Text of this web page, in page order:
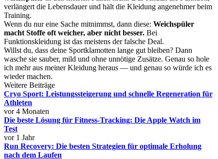
verlängert die Lebensdauer und hält die Kleidung angenehmer beim
Training.
Wenn du nur eine Sache mitnimmst, dann diese: Weichspüler
macht Stoffe oft weicher, aber nicht besser. Bei
Funktionskleidung ist das meistens der falsche Deal.
Willst du, dass deine Sportklamotten lange gut bleiben? Dann
wasche sie sauber, mild und ohne unnötige Zusätze. Genau so hole
ich mehr aus meiner Kleidung heraus — und genau so würde ich es
wieder machen.
Weitere Beiträge
Cryo Sport: Leistungssteigerung und schnelle Regeneration für
Athleten
vor 4 Monaten
Die beste Lösung für Fitness-Tracking: Die Apple Watch im
Test
vor 1 Jahr
Run Recovery: Die besten Strategien für optimale Erholung
nach dem Laufen